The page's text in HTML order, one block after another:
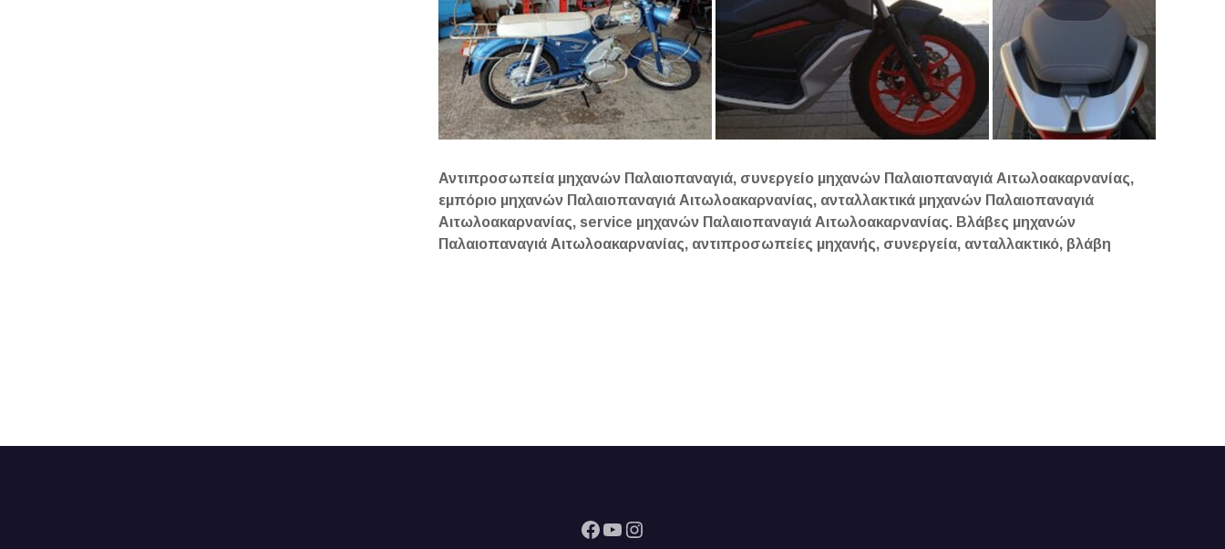
Αντιπροσωπεία μηχανών Παλαιοπαναγιά, συνεργείο μηχανών Παλαιοπαναγιά Αιτωλοακαρνανίας,
εμπόριο μηχανών Παλαιοπαναγιά Αιτωλοακαρνανίας, ανταλλακτικά μηχανών Παλαιοπαναγιά
Αιτωλοακαρνανίας, service μηχανών Παλαιοπαναγιά Αιτωλοακαρνανίας. Βλάβες μηχανών
Παλαιοπαναγιά Αιτωλοακαρνανίας, αντιπροσωπείες μηχανής, συνεργεία, ανταλλακτικό, βλάβη
Facebook YouTube Instagram